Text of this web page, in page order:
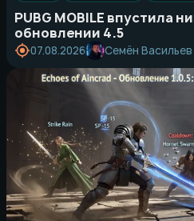
PUBG MOBILE впустила
обновлении 4.5
07.08.2026 Семён Васильев